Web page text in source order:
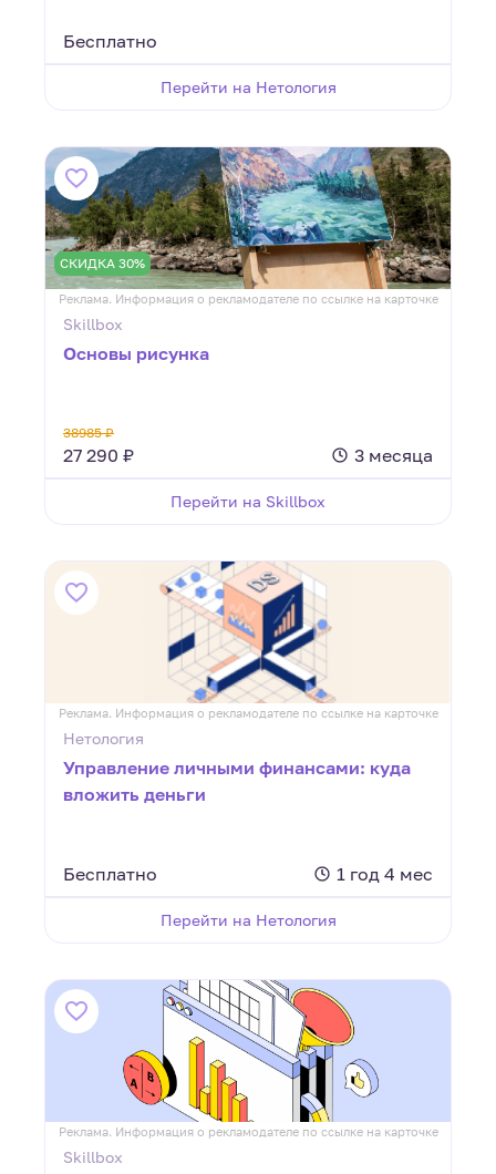
Бесплатно
Перейти на Нетология
СКИДКА 30%
Реклама. Информация о рекламодателе по ссылке на карточке
Skillbox
Основы рисунка
38985 ₽
27 290 ₽ 3 месяца
Перейти на Skillbox
Реклама. Информация о рекламодателе по ссылке на карточке
Нетология
Управление личными финансами: куда
вложить деньги
Бесплатно 1 год 4 мес
Перейти на Нетология
Реклама. Информация о рекламодателе по ссылке на карточке
Skillbox